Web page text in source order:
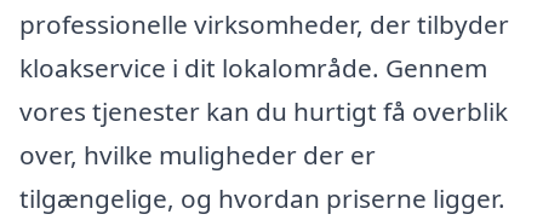
professionelle virksomheder, der tilbyder
kloakservice i dit lokalområde. Gennem
vores tjenester kan du hurtigt få overblik
over, hvilke muligheder der er
tilgængelige, og hvordan priserne ligger.